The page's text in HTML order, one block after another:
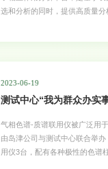
选和分析的同时，提供高质量
使用范围，提高仪器使用效能
应用》培训讲座，邀请Biacore
加！讲座时间：
2023-06-19
测试中心“我为群众办实
气相色谱-质谱联用仪被广泛用
由岛津公司与测试中心联合举
用仪3台，配有各种极性的色谱